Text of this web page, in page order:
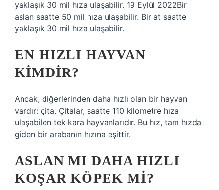
yaklaşık 30 mil hıza ulaşabilir. 19 Eylül 2022Bir
aslan saatte 50 mil hıza ulaşabilir. Bir at saatte
yaklaşık 30 mil hıza ulaşabilir.
EN HIZLI HAYVAN
KIMDIR?
Ancak, diğerlerinden daha hızlı olan bir hayvan
vardır: çita. Çitalar, saatte 110 kilometre hıza
ulaşabilen tek kara hayvanlarıdır. Bu hız, tam hızda
giden bir arabanın hızına eşittir.
ASLAN MI DAHA HIZLI
KOŞAR KÖPEK MI?